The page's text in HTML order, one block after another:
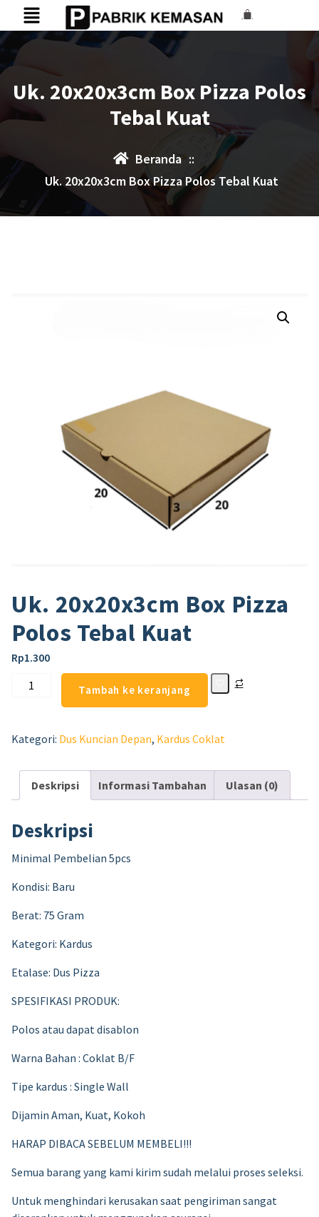
Uk. 20x20x3cm Box Pizza Polos
Tebal Kuat
Beranda ::
Uk. 20x20x3cm Box Pizza Polos Tebal Kuat
Uk. 20x20x3cm Box Pizza
Polos Tebal Kuat
Rp1.300
Tambah ke keranjang
Kategori: Dus Kuncian Depan, Kardus Coklat
Deskripsi Informasi Tambahan Ulasan (0)
Deskripsi
Minimal Pembelian 5pcs
Kondisi: Baru
Berat: 75 Gram
Kategori: Kardus
Etalase: Dus Pizza
SPESIFIKASI PRODUK:
Polos atau dapat disablon
Warna Bahan : Coklat B/F
Tipe kardus : Single Wall
Dijamin Aman, Kuat, Kokoh
HARAP DIBACA SEBELUM MEMBELI!!!
Semua barang yang kami kirim sudah melalui proses seleksi.
Untuk menghindari kerusakan saat pengiriman sangat